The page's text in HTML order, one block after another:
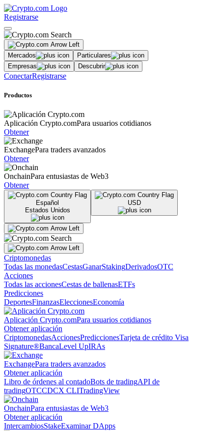
Registrarse
Mercados
Particulares
Empresas
Descubrir
ConectarRegistrarse
Productos
Aplicación Crypto.comPara usuarios cotidianos
Obtener
ExchangePara traders avanzados
Obtener
OnchainPara entusiastas de Web3
Obtener
Español
Estados Unidos
USD
Criptomonedas
Todas las monedasCestasGanarStakingDerivadosOTC
Acciones
Todas las accionesCestas de ballenasETFs
Predicciones
DeportesFinanzasEleccionesEconomía
Aplicación Crypto.comPara usuarios cotidianos
Obtener aplicación
CriptomonedasAccionesPrediccionesTarjeta de crédito Visa
Signature®BancaLevel UpIRAs
ExchangePara traders avanzados
Obtener aplicación
Libro de órdenes al contadoBots de tradingAPI de
tradingOTCCDCX CLITradingView
OnchainPara entusiastas de Web3
Obtener aplicación
IntercambiosStakeExaminar DApps